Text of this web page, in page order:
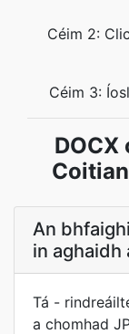
Céim 2:
Céim 3:
DOCX
An
in aghaidh
Tá -
a chomhad